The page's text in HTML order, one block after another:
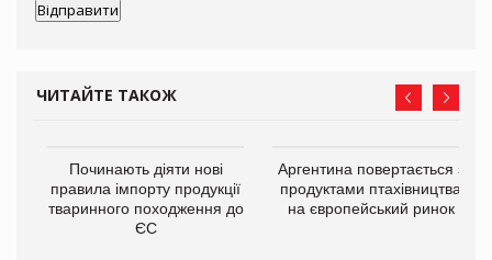
ЧИТАЙТЕ ТАКОЖ
Починають діяти нові
правила імпорту продукції
тваринного походження до
ЄС
Аргентина повертається з
продуктами птахівництва
на європейський ринок